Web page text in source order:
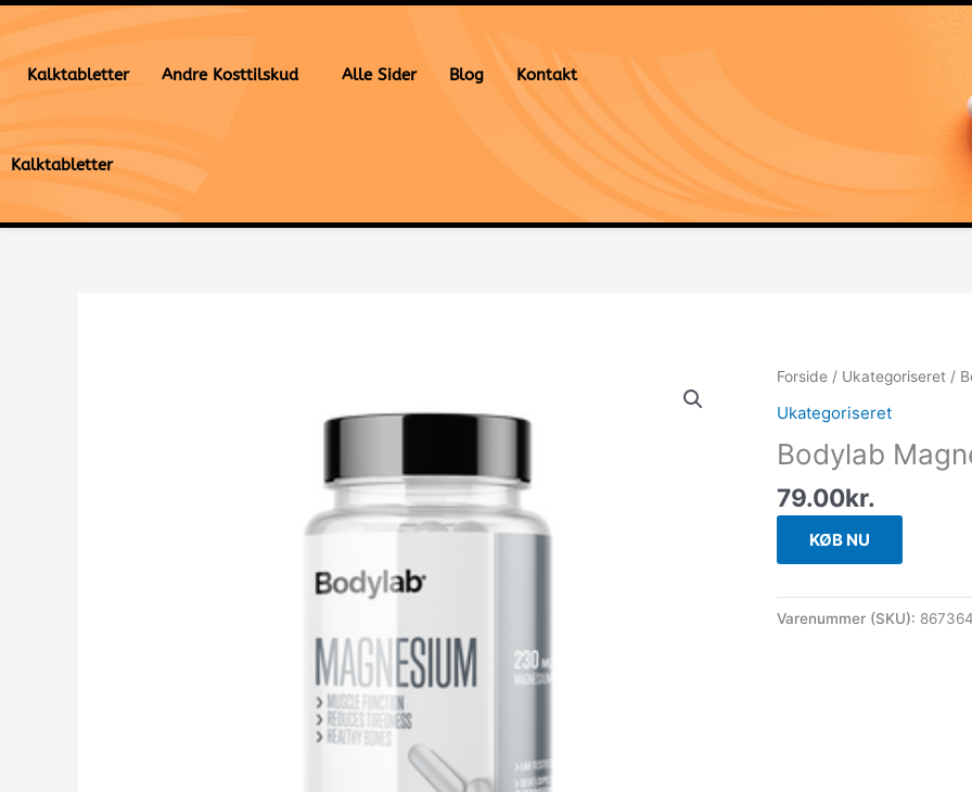
Gå
indholdet
Kalktabletter Andre Kosttilskud Alle Sider Blog Kontakt
Kalktabletter
Forside / Ukategoriseret /
Ukategoriseret
Bodylab
79.00kr.
KØB NU
Varenummer (SKU):